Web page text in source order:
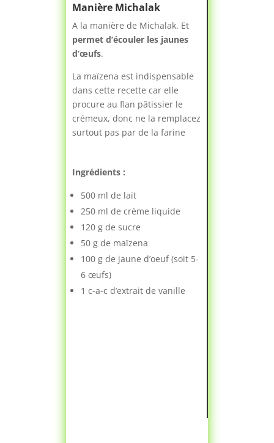
Manière Michalak
A la manière de Michalak. Et
permet d’écouler les jaunes
d’œufs.
La maïzena est indispensable
dans cette recette car elle
procure au flan pâtissier le
crémeux, donc ne la remplacez
surtout pas par de la farine
Ingrédients :
500 ml de lait
250 ml de crème liquide
120 g de sucre
50 g de maïzena
100 g de jaune d’oeuf (soit 5-
6 œufs)
1 c-a-c d’extrait de vanille